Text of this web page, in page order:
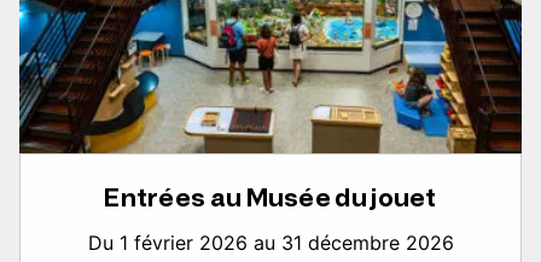
Entrées au Musée du jouet
Du 1 février 2026 au 31 décembre 2026